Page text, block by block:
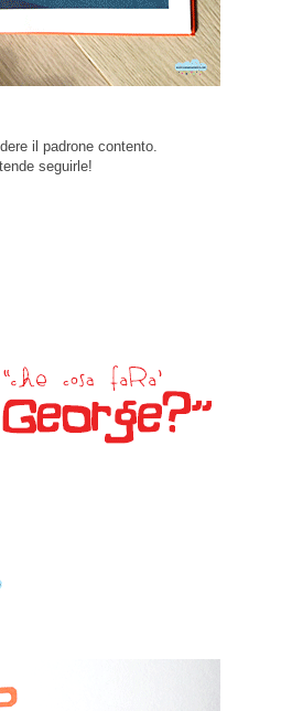
il padrone contento.
seguirle!